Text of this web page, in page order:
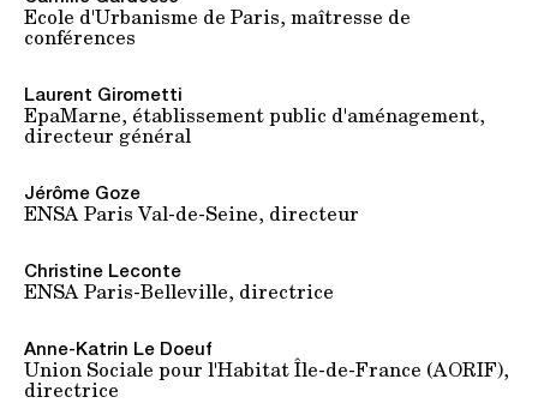
Ecole d'Urbanisme de Paris, maîtresse de
conférences
Laurent Girometti
EpaMarne, établissement public d'aménagement,
directeur général
Jérôme Goze
ENSA Paris Val-de-Seine, directeur
Christine Leconte
ENSA Paris-Belleville, directrice
Anne-Katrin Le Doeuf
Union Sociale pour l'Habitat Île-de-France (AORIF),
directrice